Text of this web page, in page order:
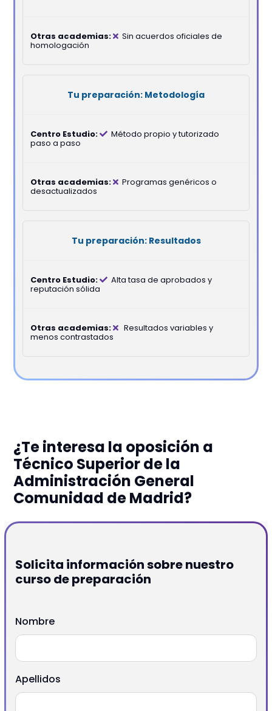
Sin acuerdos oficiales de
homologación
Metodología
Método propio y tutorizado
paso a paso
Programas genéricos o
desactualizados
Resultados
Alta tasa de aprobados y
reputación sólida
Resultados variables y
menos contrastados
¿Te interesa la oposición a
Técnico Superior de la
Administración General
Comunidad de Madrid?
Solicita información sobre nuestro
curso de preparación
Nombre
Apellidos